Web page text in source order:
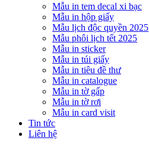
Mẫu in tem decal xi bạc
Mẫu in hộp giấy
Mẫu lịch độc quyền 2025
Mẫu phôi lịch tết 2025
Mẫu in sticker
Mẫu in túi giấy
Mẫu in tiêu đề thư
Mẫu in catalogue
Mẫu in tờ gấp
Mẫu in tờ rơi
Mẫu in card visit
Tin tức
Liên hệ